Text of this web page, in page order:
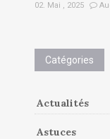
02. Mai , 2025
Catégories
Actualités
Astuces